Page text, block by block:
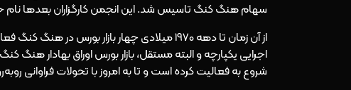
سهام هنگ کنگ تاسیس شد. این انجمن کارگزاران بعدها نام
از آن زمان تا دهه 1970 میلادی چهار بازار
شروع به فعالیت کرده است و تا به امروز با تحولات فراوانی